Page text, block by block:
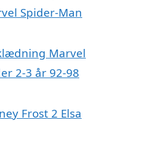
Spider-Man
Marvel
2-3 år 92-98
Frost 2 Elsa